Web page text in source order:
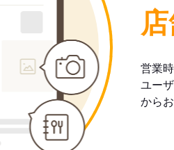
営業
ユー
から